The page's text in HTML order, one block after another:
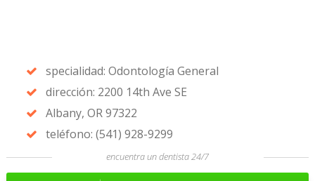
specialidad: Odontología General
dirección: 2200 14th Ave SE
Albany, OR 97322
teléfono: (541) 928-9299
encuentra un dentista 24/7